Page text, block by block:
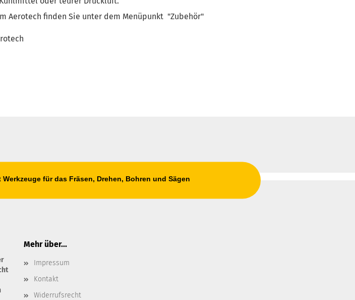
Aerotech finden Sie unter dem Menüpunkt "Zubehör"
Werkzeuge für das Fräsen, Drehen, Bohren und Sägen
Mehr über...
Impressum
Kontakt
Widerrufsrecht